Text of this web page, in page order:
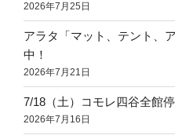
2026年7月25日
アラタ「マット、テント、
中！
2026年7月21日
7/18（土）コモレ四谷全館
2026年7月16日